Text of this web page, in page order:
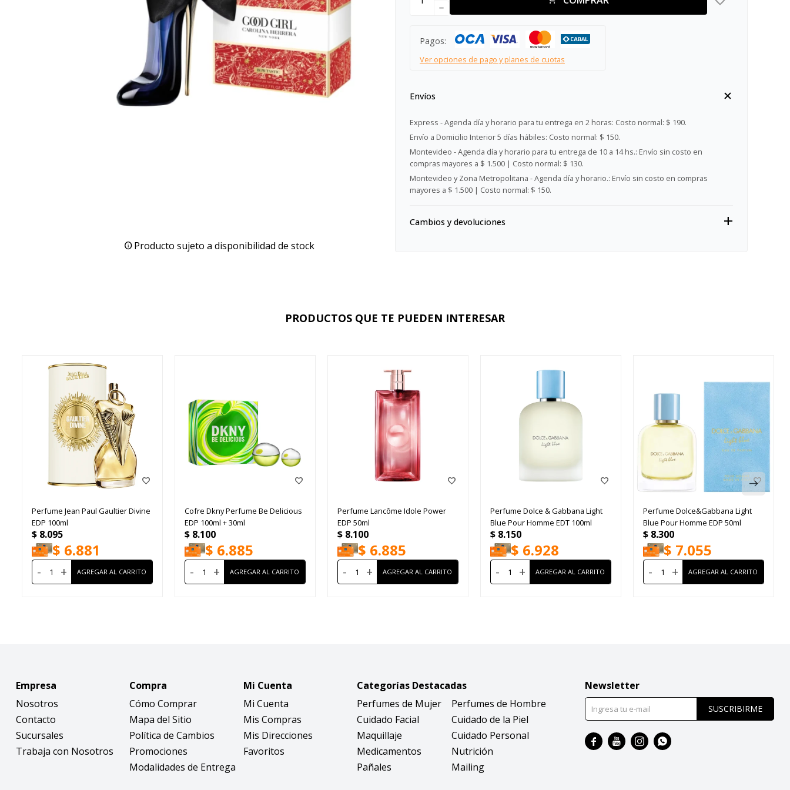
Producto sujeto a disponibilidad de stock
remove
Pagos:
Ver opciones de pago y planes de cuotas
Envíos
Express - Agenda día y horario para tu entrega en 2 horas: Costo normal: $ 190.
Envío a Domicilio Interior 5 días hábiles: Costo normal: $ 150.
Montevideo - Agenda día y horario para tu entrega de 10 a 14 hs.: Envío sin costo en
compras mayores a $ 1.500 | Costo normal: $ 130.
Montevideo y Zona Metropolitana - Agenda día y horario.: Envío sin costo en compras
mayores a $ 1.500 | Costo normal: $ 150.
Cambios y devoluciones
PRODUCTOS QUE TE PUEDEN INTERESAR
Perfume Jean Paul Gaultier Divine
EDP 100ml
$ 8.095
$ 6.881
- +
Cofre Dkny Perfume Be Delicious
EDP 100ml + 30ml
$ 8.100
$ 6.885
- +
Perfume Lancôme Idole Power
EDP 50ml
$ 8.100
$ 6.885
- +
Perfume Dolce & Gabbana Light
Blue Pour Homme EDT 100ml
$ 8.150
$ 6.928
- +
Perfume Dolce&Gabbana Light
Blue Pour Homme EDP 50ml
$ 8.300
$ 7.055
- +
Empresa
Nosotros
Contacto
Sucursales
Trabaja con Nosotros
Compra
Cómo Comprar
Mapa del Sitio
Política de Cambios
Promociones
Modalidades de Entrega
Mi Cuenta
Mi Cuenta
Mis Compras
Mis Direcciones
Favoritos
Categorías Destacadas
Perfumes de Mujer
Perfumes de Hombre
Cuidado Facial
Cuidado de la Piel
Maquillaje
Cuidado Personal
Medicamentos
Nutrición
Pañales
Mailing
Newsletter
SUSCRIBIRME
   